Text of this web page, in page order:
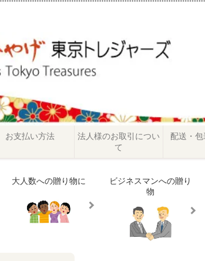
お支払い方法
法人様のお取引につい
て
配送・
大人数への贈り物に
ビジネスマンへの贈り
物